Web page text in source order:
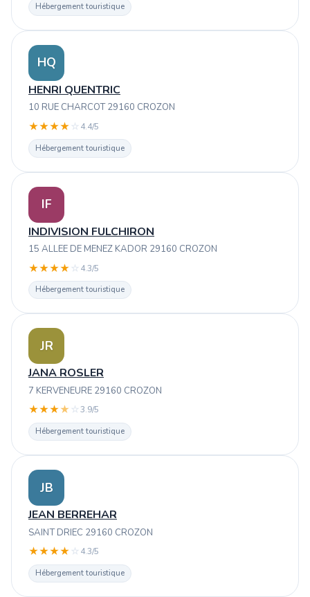
Hébergement touristique
HQ
HENRI QUENTRIC
10 RUE CHARCOT 29160 CROZON
★★★★ ☆ 4.4/5
Hébergement touristique
IF
INDIVISION FULCHIRON
15 ALLEE DE MENEZ KADOR 29160 CROZON
★★★★ ☆ 4.3/5
Hébergement touristique
JR
JANA ROSLER
7 KERVENEURE 29160 CROZON
★★★★ ☆3.9/5
Hébergement touristique
JB
JEAN BERREHAR
SAINT DRIEC 29160 CROZON
★★★★ ☆ 4.3/5
Hébergement touristique